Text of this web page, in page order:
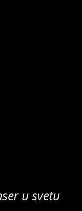
u svetu